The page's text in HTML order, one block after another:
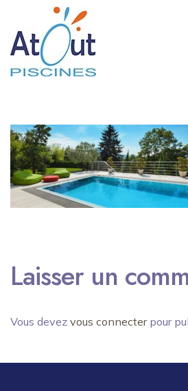
Laisser un
Vous devez vous connecterpour